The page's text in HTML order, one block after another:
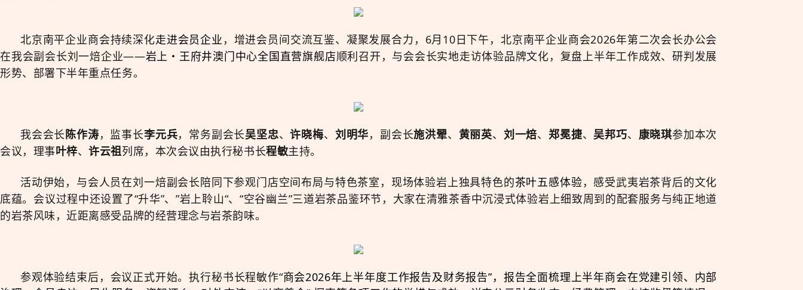
北京南平企业商会持续深化走进会员企业 ，增进会员间交流互鉴、凝聚发展合力，6月10日下午，北京南平企业商会2026年第二次会长办公会
在我会副会长刘一焙企业——岩上・王府井澳门中心全国直营旗舰店顺利召开，与会会长实地走访体验品牌文化，复盘上半年工作成效、研判发展
形势、部署下半年重点任务。
我会会长陈作涛，监事长李元兵，常务副会长吴坚忠、许晓梅、 刘明华，副会长施洪翚、 黄丽英、 刘一焙、 郑冕捷、 吴邦巧、 康晓琪参加本次
会议，理事叶梓、许云祖列席，本次会议由执行秘书长程敏主持。
活动伊始，与会人员在刘一焙副会长陪同下参观门店空间布局与特色茶室，现场体验岩上独具特色的茶叶五感体验，感受武夷岩茶背后的文化
底蕴。会议过程中还设置了“升华”、”岩上聆山“、“空谷幽兰”三道岩茶品鉴环节，大家在清雅茶香中沉浸式体验岩上细致周到的配套服务与纯正地道
的岩茶风味，近距离感受品牌的经营理念与岩茶韵味。
参观体验结束后，会议正式开始。执行秘书长程敏作“商会2026年上半年度工作报告及财务报告”，报告全面梳理上半年商会在党建引领、内部